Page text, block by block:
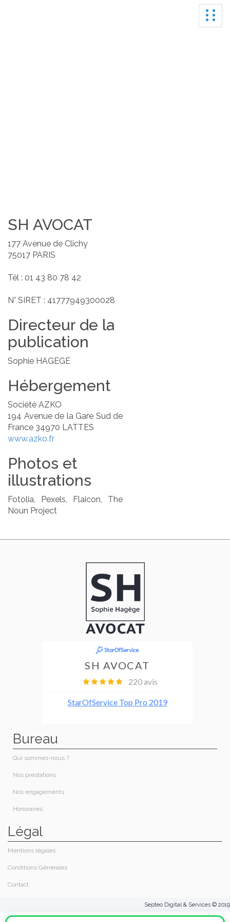
SH AVOCAT
177 Avenue de Clichy
75017 PARIS
Tél : 01 43 80 78 42
N° SIRET : 41777949300028
Directeur de la
publication
Sophie HAGEGE
Hébergement
Société AZKO
194 Avenue de la Gare Sud de
France 34970 LATTES
www.azko.fr
Photos et
illustrations
Fotolia, Pexels, Flaicon, The
Noun Project
Bureau
Qui sommes-nous ?​
Nos prestations​
Nos engagements
Honoraires​
Légal
Contact
Mentions légales
Conditions Générales
Septeo Digital & Services © 2019